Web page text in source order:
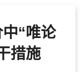
“唯论
措施